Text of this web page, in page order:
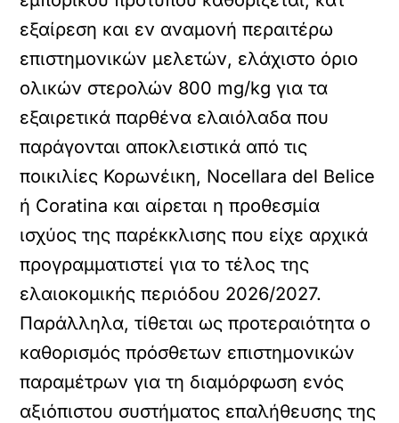
εξαίρεση και εν αναμονή περαιτέρω
επιστημονικών μελετών, ελάχιστο όριο
ολικών στερολών 800 mg/kg για τα
εξαιρετικά παρθένα ελαιόλαδα που
παράγονται αποκλειστικά από τις
ποικιλίες Κορωνέικη, Nocellara del Belice
ή Coratina και αίρεται η προθεσμία
ισχύος της παρέκκλισης που είχε αρχικά
προγραμματιστεί για το τέλος της
ελαιοκομικής περιόδου 2026/2027.
Παράλληλα, τίθεται ως προτεραιότητα ο
καθορισμός πρόσθετων επιστημονικών
παραμέτρων για τη διαμόρφωση ενός
αξιόπιστου συστήματος επαλήθευσης της